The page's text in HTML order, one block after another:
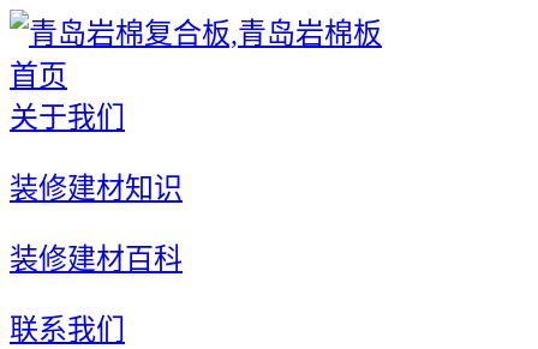
首页
关于我们
装修建材知识
装修建材百科
联系我们